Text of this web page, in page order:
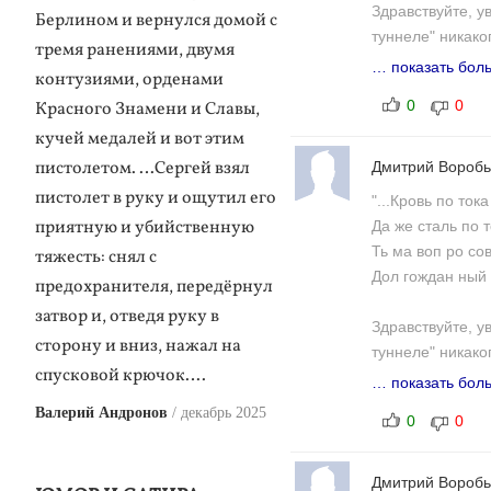
Здравствуйте,
туннеле"
Годом и с
сайте
https://stihi.ru/
Доброе утро!
(перед Новым
прозе. Буду
всех со всеми
https://
http://samlib.ru/
ne-pora-l-tebe-
… показать
0 0
Дмитрий
"...Кровь по
Да же сталь по
Ть ма воп ро
Дол гождан ный
Здравствуйте,
туннеле"
Годом и с
сайте
https://stihi.ru/
… показать
0 0
Дмитрий
Берлином и вернулся домой с
тремя ранениями, двумя
контузиями, орденами
Красного Знамени и Славы,
кучей медалей и вот этим
пистолетом. …Сергей взял
пистолет в руку и ощутил его
приятную и убийственную
тяжесть: снял с
предохранителя, передёрнул
затвор и, отведя руку в
сторону и вниз, нажал на
спусковой крючок….
Валерий Андронов декабрь 2025